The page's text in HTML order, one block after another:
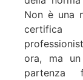
Non è una
ora, ma
partenza